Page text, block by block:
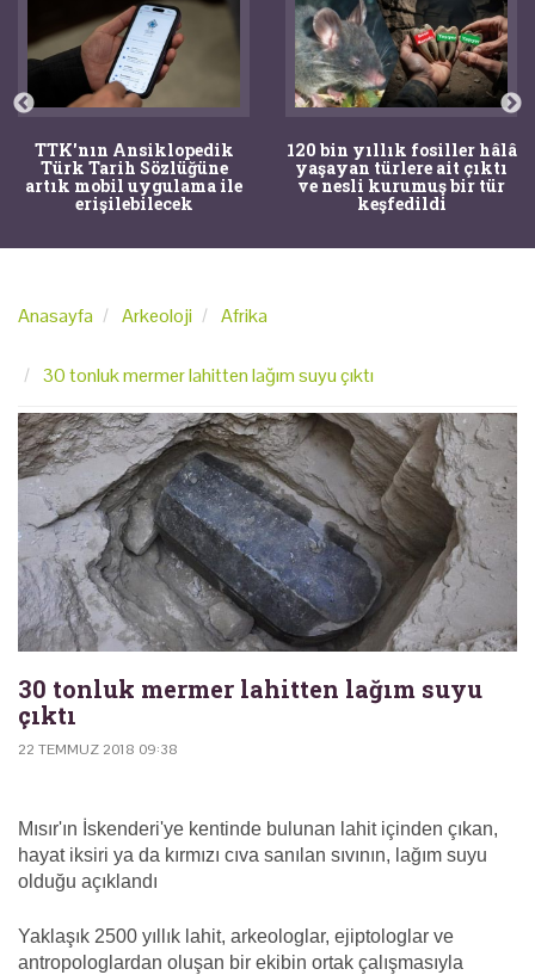
TTK'nın Ansiklopedik
Türk Tarih Sözlüğüne
artık mobil uygulama ile
erişilebilecek
120 bin yıllık fosiller hâlâ
yaşayan türlere ait çıktı
ve nesli kurumuş bir tür
keşfedildi
Anasayfa Arkeoloji Afrika
30 tonluk mermer lahitten lağım suyu çıktı
30 tonluk mermer lahitten lağım suyu
çıktı
22 TEMMUZ 2018 09:38
Mısır'ın İskenderi'ye kentinde bulunan lahit içinden çıkan,
hayat iksiri ya da kırmızı cıva sanılan sıvının, lağım suyu
olduğu açıklandı
Yaklaşık 2500 yıllık lahit, arkeologlar, ejiptologlar ve
antropologlardan oluşan bir ekibin ortak çalışmasıyla